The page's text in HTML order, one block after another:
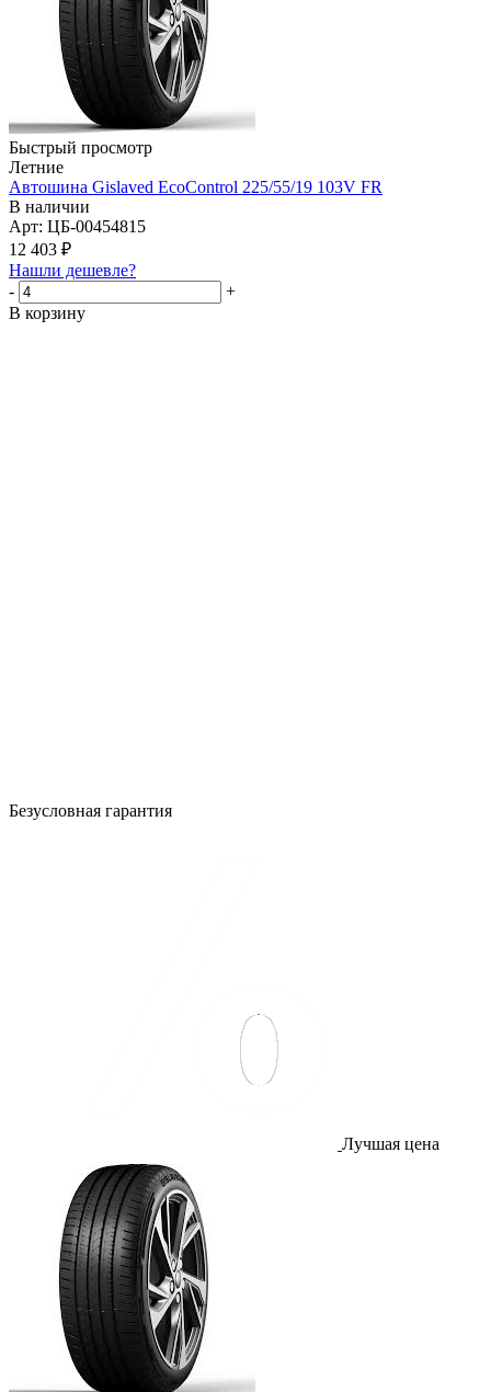
Быстрый просмотр
Летние
Автошина Gislaved EcoControl 225/55/19 103V FR
В наличии
Арт: ЦБ-00454815
12 403 ₽
Нашли дешевле?
-
+
В корзину
Безусловная гарантия
Лучшая цена